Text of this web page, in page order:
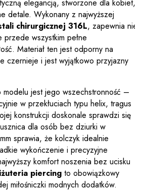
elegancją, stworzone dla kobiet,
detale. Wykonany z najwyższej
chirurgicznej 316L, zapewnia nie
przede wszystkim pełne
Materiał ten jest odporny na
czernieje i jest wyjątkowo przyjazny
modelu jest jego wszechstronność –
w przekłuciach typu helix, tragus
konstrukcji doskonale sprawdzi się
dla osób bez dziurki w
sprawia, że kolczyk idealnie
wykończenie i precyzyjne
komfort noszenia bez ucisku
piercing to obowiązkowy
miłośniczki modnych dodatków.